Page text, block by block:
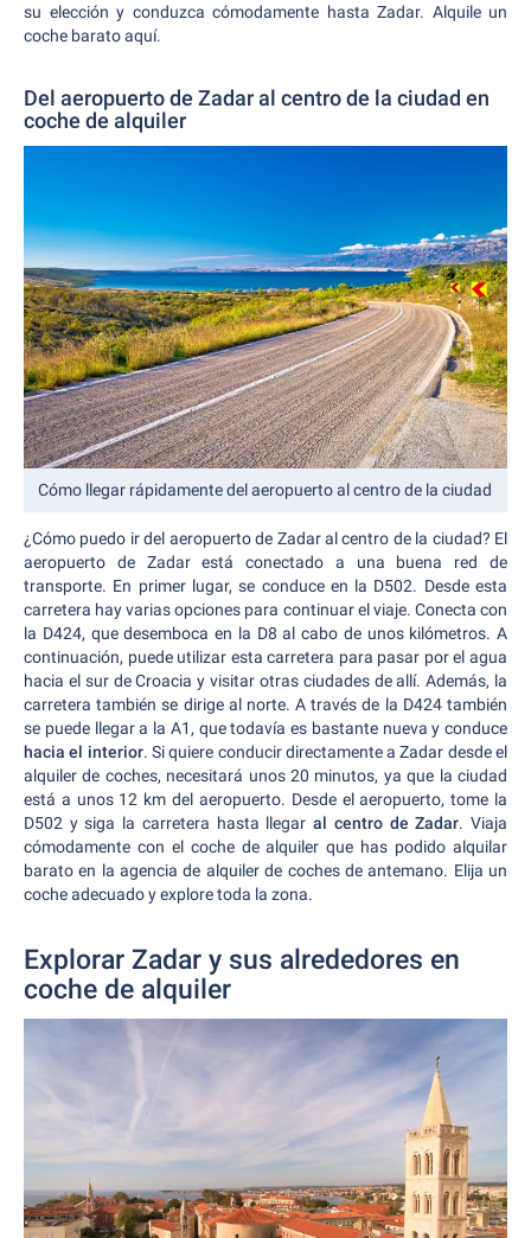
su elección y conduzca cómodamente hasta Zadar. Alquile un
coche barato aquí.
Del aeropuerto de Zadar al centro de la ciudad en
coche de alquiler
Cómo llegar rápidamente del aeropuerto al centro de la ciudad
¿Cómo puedo ir del aeropuerto de Zadar al centro de la ciudad? El
aeropuerto de Zadar está conectado a una buena red de
transporte. En primer lugar, se conduce en la D502. Desde esta
carretera hay varias opciones para continuar el viaje. Conecta con
la D424, que desemboca en la D8 al cabo de unos kilómetros. A
continuación, puede utilizar esta carretera para pasar por el agua
hacia el sur de Croacia y visitar otras ciudades de allí. Además, la
carretera también se dirige al norte. A través de la D424 también
se puede llegar a la A1, que todavía es bastante nueva y conduce
hacia el interior. Si quiere conducir directamente a Zadar desde el
alquiler de coches, necesitará unos 20 minutos, ya que la ciudad
está a unos 12 km del aeropuerto. Desde el aeropuerto, tome la
D502 y siga la carretera hasta llegaral centro de Zadar. Viaja
cómodamente con el coche de alquiler que has podido alquilar
barato en la agencia de alquiler de coches de antemano. Elija un
coche adecuado y explore toda la zona.
Explorar Zadar y sus alrededores en
coche de alquiler